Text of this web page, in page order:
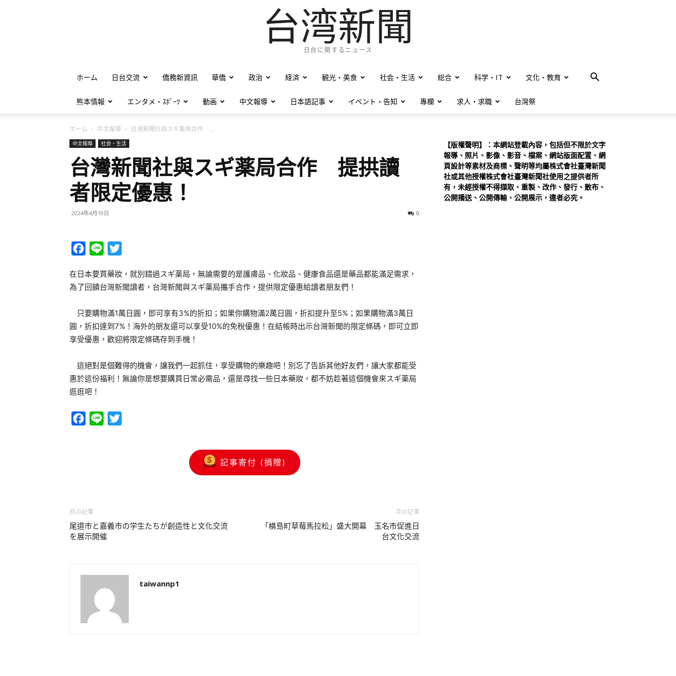
台湾新聞
日台に関するニュース
ホーム 日台交流 僑務新資訊 華僑 政治 経済 観光・美食 社会・生活 総合 科学・IT 文化・教育
熊本情報 エンタメ・ｽﾎﾟｰﾂ 動画 中文報導 日本語記事 イベント・告知 專欄 求人・求職 台灣祭
ホーム 中文報導 台灣新聞社與スギ薬局合作 ...
中文報導 社会・生活
台灣新聞社與スギ薬局合作 提拱讀
者限定優惠！
2024年4月19日 0
Facebook
Line
在日本要買藥妝，就別錯過スギ薬局，無論需要的是護膚品、化妝品、健康食品還是藥品都能滿足需求，
為了回饋台灣新聞讀者，台灣新聞與スギ薬局攜手合作，提供限定優惠給讀者朋友們！
只要購物滿1萬日圓，即可享有3%的折扣；如果你購物滿2萬日圓，折扣提升至5%；如果購物滿3萬日
圓，折扣達到7%！海外的朋友還可以享受10%的免稅優惠！在結帳時出示台灣新聞的限定條碼，即可立即
享受優惠，歡迎將限定條碼存到手機！
這絕對是個難得的機會，讓我們一起抓住，享受購物的樂趣吧！別忘了告訴其他好友們，讓大家都能受
惠於這份福利！無論你是想要購買日常必需品，還是尋找一些日本藥妝，都不妨趁著這個機會來スギ薬局
逛逛吧！
Facebook
Line
記事寄付 (捐贈)
前の記事
尾道市と嘉義市の学生たちが創造性と文化交流
を展示開催
次の記事
「橫島町草莓馬拉松」盛大開幕 玉名市促進日
台文化交流
taiwannp1
【版權聲明】：本網站登載內容，包括但不限於文字
報導、照片、影像、影音、檔案、網站版面配置、網
頁設計等素材及商標、聲明等均屬株式會社臺灣新聞
社或其他授權株式會社臺灣新聞社使用之提供者所
有，未經授權不得擷取、重製、改作、發行、散布、
公開播送、公開傳輸、公開展示，違者必究。